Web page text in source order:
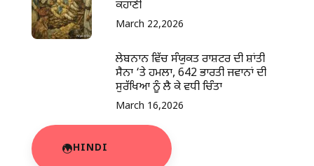
ਕਹਾਣੀ
March 22,2026
ਲੇਬਨਾਨ ਵਿੱਚ ਸੰਯੁਕਤ ਰਾਸ਼ਟਰ ਦੀ ਸ਼ਾਂਤੀ
ਸੈਨਾ ‘ਤੇ ਹਮਲਾ, 642 ਭਾਰਤੀ ਜਵਾਨਾਂ ਦੀ
ਸੁਰੱਖਿਆ ਨੂੰ ਲੈ ਕੇ ਵਧੀ ਚਿੰਤਾ
March 16,2026
HINDI